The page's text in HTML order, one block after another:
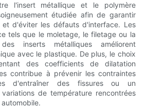
l'insert métallique et le polymère
étudiée afin de garantir
d'éviter les défauts d'interface. Les
tels que le moletage, le filetage ou la
inserts métalliques améliorent
avec le plastique. De plus, le choix
des coefficients de dilatation
contribue à prévenir les contraintes
d'entraîner des fissures ou un
de température rencontrées